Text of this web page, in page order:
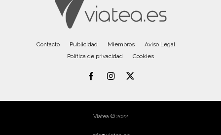
Contacto Publicidad Miembros
Aviso Legal
Política de privacidad
Cookies
Viatea © 2022